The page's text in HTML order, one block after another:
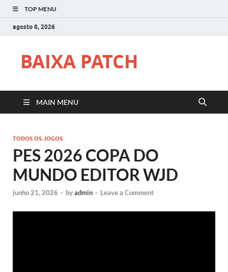
TOP MENU
agosto 8, 2026
BAIXA PATCH
MAIN MENU
TODOS OS JOGOS
PES 2026 COPA DO
MUNDO EDITOR WJD
junho 21, 2026 - byadmin - Leave a Comment